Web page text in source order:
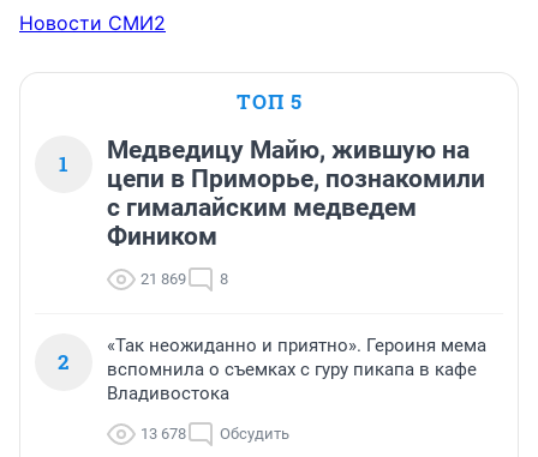
Новости СМИ2
ТОП 5
1
Медведицу Майю, жившую на
цепи в Приморье, познакомили
с гималайским медведем
Фиником
21 869 8
2
«Так неожиданно и приятно». Героиня мема
вспомнила о съемках с гуру пикапа в кафе
Владивостока
13 678 Обсудить